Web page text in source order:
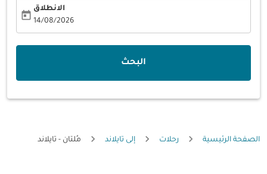
الانطلاق
14/08/2026
today
البحث
الصفحة الرئيسية رحلات إلى تايلاند مُلتان - تايلاند